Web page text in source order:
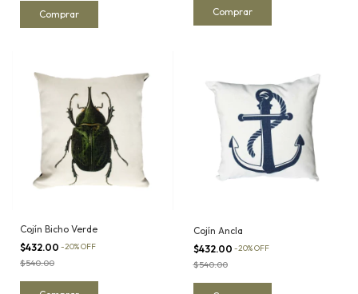
Cojín Bicho Verde
$432.00 -20%OFF
$540.00
Cojín Ancla
$432.00 -20%OFF
$540.00